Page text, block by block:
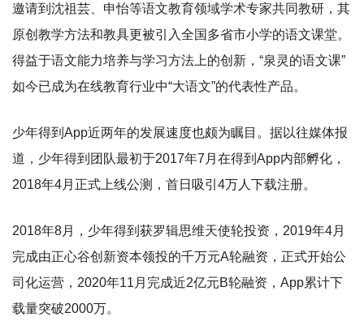
邀请到沈祖芸、申怡等语文教育领域学术专家共同教研，其
原创教学方法和教具更被引入全国多省市小学的语文课堂。
得益于语文能力培养与学习方法上的创新，“泉灵的语文课”
如今已成为在线教育行业中“大语文”的代表性产品。
少年得到App近两年的发展速度也颇为瞩目。据以往媒体报
道，少年得到团队最初于2017年7月在得到App内部孵化，
2018年4月正式上线公测，首日吸引4万人下载注册。
2018年8月，少年得到获罗辑思维天使轮投资，2019年4月
完成由正心谷创新资本领投的千万元A轮融资，正式开始公
司化运营，2020年11月完成近2亿元B轮融资，App累计下
载量突破2000万。